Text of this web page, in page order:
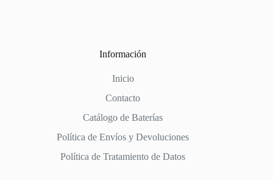
Información
Inicio
Contacto
Catálogo de Baterías
Política de Envíos y Devoluciones
Política de Tratamiento de Datos